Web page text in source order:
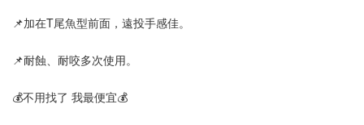
📌加在T尾魚型前面，遠投手感佳。
📌耐蝕、耐咬多次使用。
💰不用找了 我最便宜💰